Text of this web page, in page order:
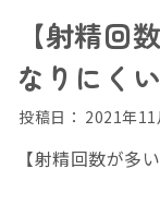
【射精回
なりにくい
投稿日： 2021年11
【射精回数が多